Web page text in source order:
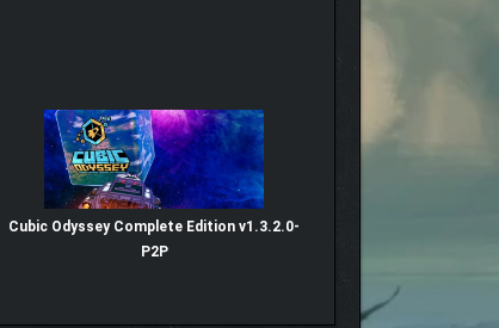
Cubic Odyssey Complete Edition v1.3.2.0-
P2P